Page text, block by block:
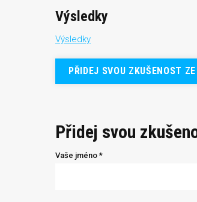
Výsledky
Výsledky
PŘIDEJ SVOU ZKUŠENOST
Přidej svou
Vaše jméno *